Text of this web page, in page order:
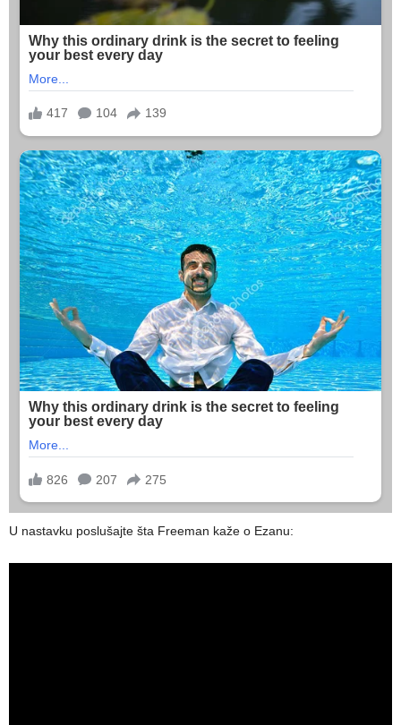
U nastavku poslušajte šta Freeman kaže o Ezanu: